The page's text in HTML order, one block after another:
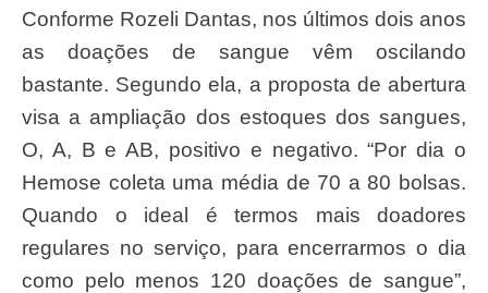
Conforme Rozeli Dantas, nos últimos dois anos
as doações de sangue vêm oscilando
bastante. Segundo ela, a proposta de abertura
visa a ampliação dos estoques dos sangues,
O, A, B e AB, positivo e negativo. “Por dia o
Hemose coleta uma média de 70 a 80 bolsas.
Quando o ideal é termos mais doadores
regulares no serviço, para encerrarmos o dia
como pelo menos 120 doações de sangue”,